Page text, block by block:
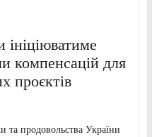
ініціюватиме
компенсацій для
проєктів
та продовольства України